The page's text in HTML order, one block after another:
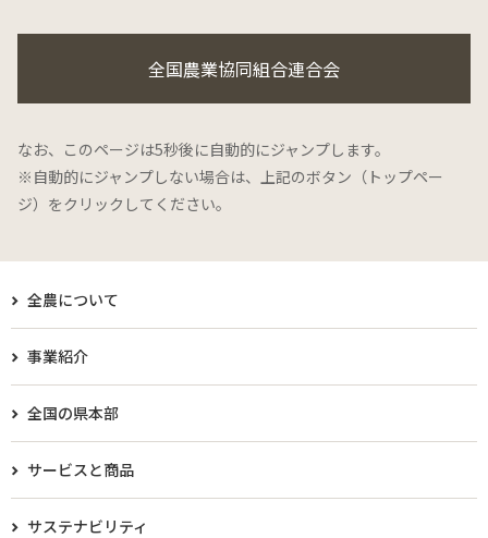
全国農業協同組合連合会
なお、このページは5秒後に自動的にジャンプします。
※自動的にジャンプしない場合は、上記のボタン（トップペー
ジ）をクリックしてください。
全農について
事業紹介
全国の県本部
サービスと商品
サステナビリティ